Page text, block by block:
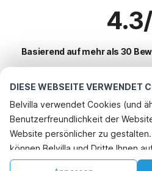
DIESE WEBSEITE VERWENDET
Belvilla verwendet Cookies (und
Benutzerfreundlichkeit der
Website persönlicher zu
können Belvilla und Dritte Ihnen
außerhalb unserer Website folgen,
Basierend auf mehr als 30
Beliebteste Reiseziele
Top-Städte mit Top-
Ferienhaus im Skigebiet ormont-
Ferienhaus im Skigebiet rossiniere
Beliebte Ausstattungen für Urlaub
Ferienhaus in den Bergen